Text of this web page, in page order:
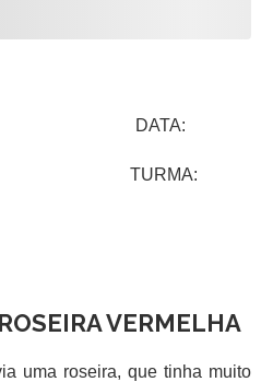
DATA:
VERMELHA
uma roseira, que tinha muito